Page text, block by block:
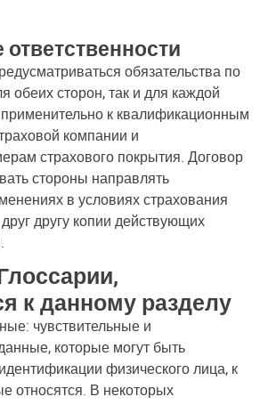
обязательства по
обеих сторон, так и для каждой
к квалификационным
компании и
страхового покрытия. Договор
стороны направлять
в условиях страхования
другу копии действующих
к данному разделу
чувствительные и
которые могут быть
физического лица, к
относятся. В некоторых